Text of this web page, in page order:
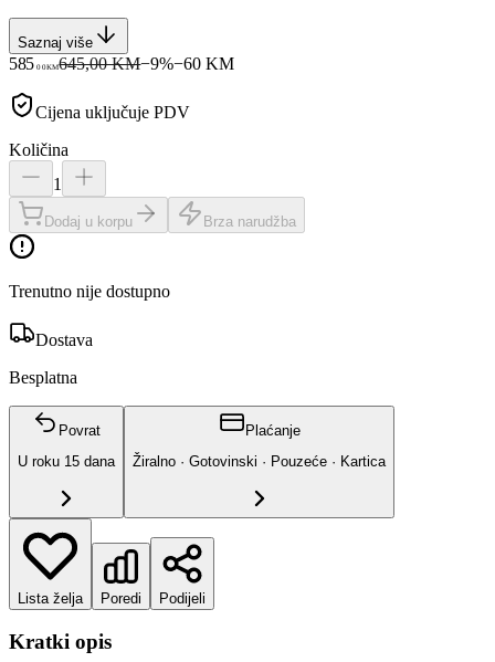
Saznaj više
585 00KM645,00 KM−9%−60 KM
Cijena uključuje PDV
Količina
1
Dodaj u korpu Brza narudžba
Trenutno nije dostupno
Dostava
Besplatna
Povrat
U roku 15 dana
Plaćanje
Žiralno · Gotovinski · Pouzeće · Kartica
Lista želja Poredi Podijeli
Kratki opis